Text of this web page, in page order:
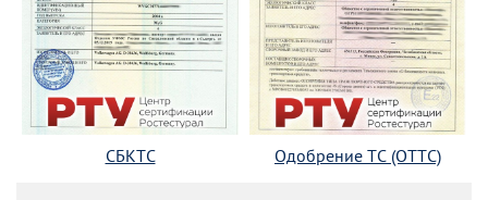
СБКТС Одобрение ТС (ОТТС)